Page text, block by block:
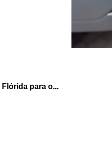
Flórida para o...